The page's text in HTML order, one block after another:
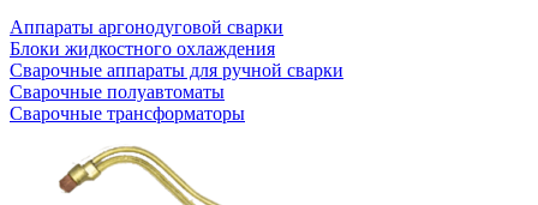
Аппараты аргонодуговой сварки
Блоки жидкостного охлаждения
Сварочные аппараты для ручной сварки
Сварочные полуавтоматы
Сварочные трансформаторы